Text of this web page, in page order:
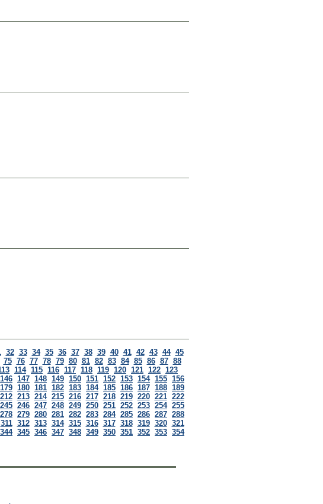
32 33 34 35 36 37 38 39 40 41 42 43 44 45
75 76 77 78 79 80 81 82 83 84 85 86 87 88
114 115 116 117 118 119 120 121 122 123
146 147 148 149 150 151 152 153 154 155 156
179 180 181 182 183 184 185 186 187 188 189
212 213 214 215 216 217 218 219 220 221 222
245 246 247 248 249 250 251 252 253 254 255
278 279 280 281 282 283 284 285 286 287 288
311 312 313 314 315 316 317 318 319 320 321
344 345 346 347 348 349 350 351 352 353 354